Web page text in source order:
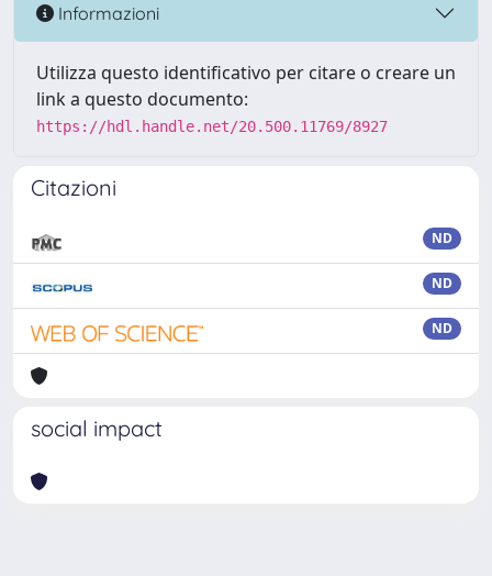
Informazioni
Utilizza questo identificativo per citare o creare un
link a questo documento:
https://hdl.handle.net/20.500.11769/8927
Citazioni
ND
ND
ND
social impact